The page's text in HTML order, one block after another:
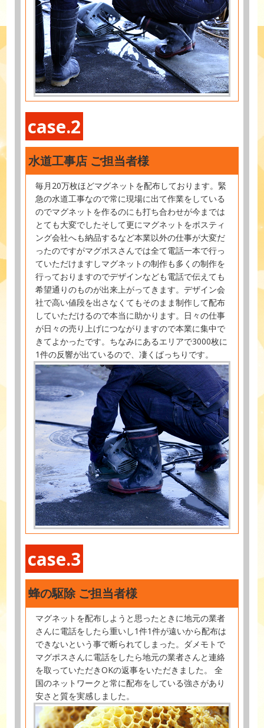
case.2
水道工事店 ご担当者様
毎月20万枚ほどマグネットを配布しております。緊
急の水道工事なので常に現場に出て作業をしている
のでマグネットを作るのにも打ち合わせが今までは
とても大変でしたそして更にマグネットをポスティ
ング会社へも納品するなど本業以外の仕事が大変だ
ったのですがマグポスさんでは全て電話一本で行っ
ていただけますしマグネットの制作も多くの制作を
行っておりますのでデザインなども電話で伝えても
希望通りのものが出来上がってきます。デザイン会
社で高い値段を出さなくてもそのまま制作して配布
していただけるので本当に助かります。日々の仕事
が日々の売り上げにつながりますので本業に集中で
きてよかったです。ちなみにあるエリアで3000枚に
1件の反響が出ているので、凄くばっちりです。
case.3
蜂の駆除 ご担当者様
マグネットを配布しようと思ったときに地元の業者
さんに電話をしたら重いし1件1件が遠いから配布は
できないという事で断られてしまった。ダメモトで
マグポスさんに電話をしたら地元の業者さんと連絡
を取っていただきOKの返事をいただきました。 全
国のネットワークと常に配布をしている強さがあり
安さと質を実感しました。